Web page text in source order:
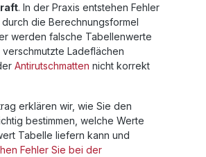
. In der Praxis entstehen Fehler
die Berechnungsformel
werden falsche Tabellenwerte
Ladeflächen
Antirutschmatten nicht korrekt
erklären wir, wie Sie den
bestimmen, welche Werte
Tabelle liefern kann und
Fehler Sie bei der